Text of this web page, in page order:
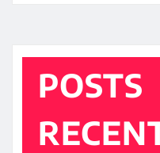
POSTS